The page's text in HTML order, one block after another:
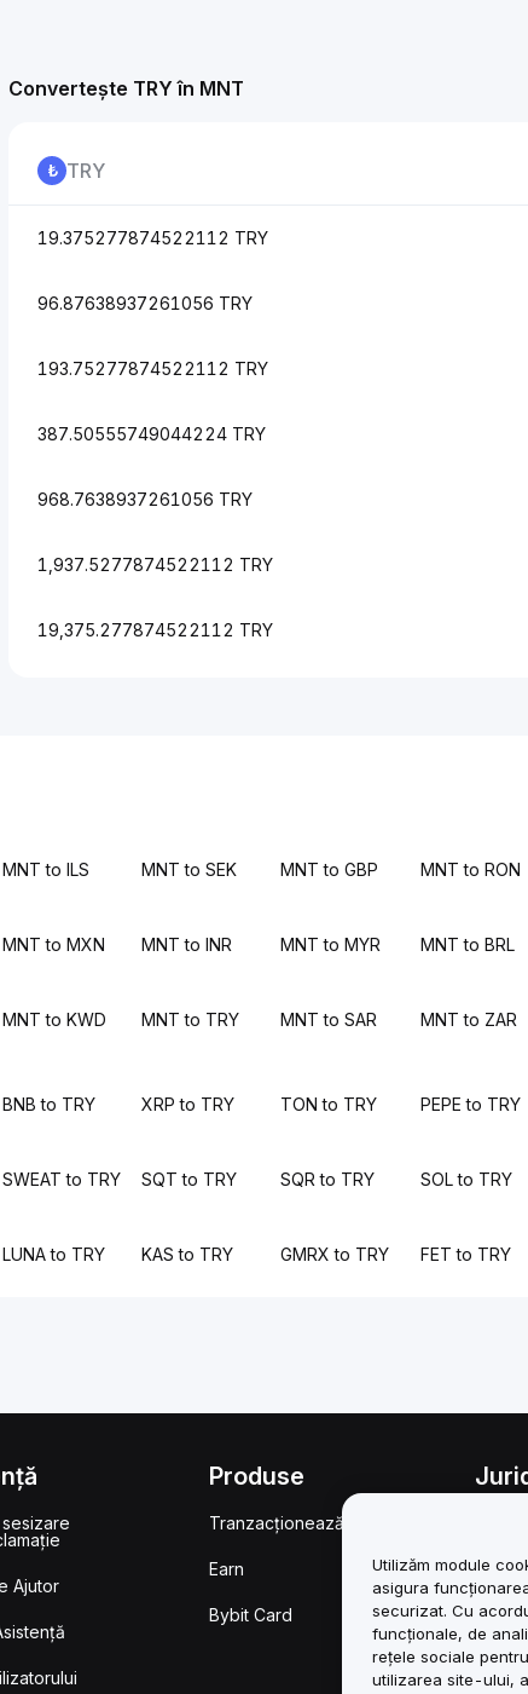
Convertește TRY în MNT
TRY
19.375277874522112 TRY
96.87638937261056 TRY
193.75277874522112 TRY
387.50555749044224 TRY
968.7638937261056 TRY
1,937.5277874522112 TRY
19,375.277874522112 TRY
MNT to ILS MNT to SEK MNT to GBP MNT to RON
MNT to MXN MNT to INR MNT to MYR MNT to BRL
MNT to KWD MNT to TRY MNT to SAR MNT to ZAR
BNB to TRY XRP to TRY TON to TRY PEPE to TRY
SWEAT to TRY SQT to TRY SQR to TRY SOL to TRY
LUNA to TRY KAS to TRY GMRX to TRY FET to TRY
Ajutor
Produse
Tranzacționează
Earn
Bybit Card
Utilizăm module
asigura
securizat. Cu
funcționale, de
rețele sociale
utilizarea site-ului,